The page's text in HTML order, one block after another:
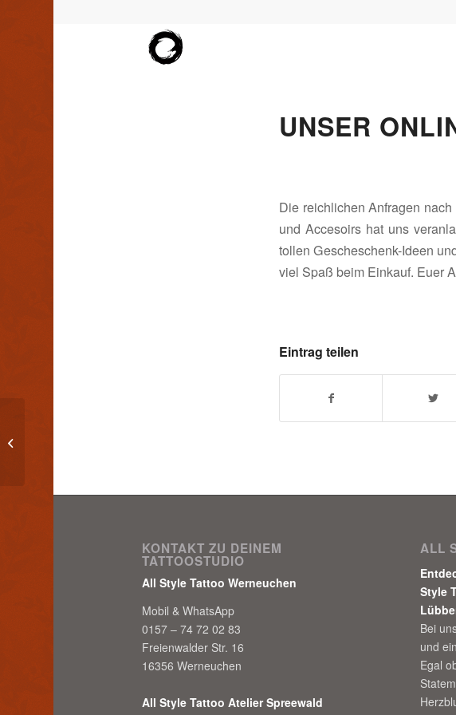
UNSER
Die reichlichen Anfragen
und Accesoirs hat uns
tollen Gescheschenk-Ideen
viel Spaß beim Einkauf. Euer
Eintrag teilen
KONTAKT ZU DEINEM
TATTOOSTUDIO
All Style Tattoo Werneuchen
Mobil & WhatsApp
0157 – 74 72 02 83
Freienwalder Str. 16
16356 Werneuchen
All Style Tattoo Atelier Spreewald
ALL
Style
Bei
und
Egal